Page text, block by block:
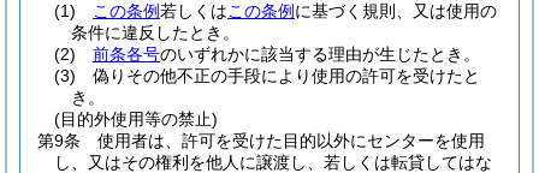
(1)
この条例若しくはこの条例 に基づく規則、又は使用の
条件に違反したとき。
(2)
前条各号のいずれかに該当する理由が生じたとき。
(3)
偽りその他不正の手段により使用の許可を受けたと
き。
(目的外使用等の禁止)
第9条
使用者は、許可を受けた目的以外にセンターを使用
し、又はその権利を他人に譲渡し、若しくは転貸してはな